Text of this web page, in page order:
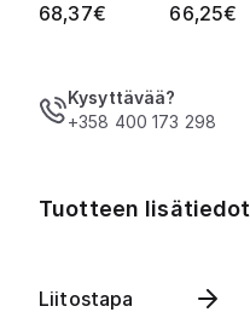
68,37€ 66,25€
Kysyttävää?
+358 400 173 298
Tuotteen lisätiedot
Liitostapa